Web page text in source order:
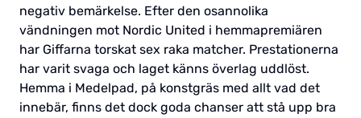
negativ bemärkelse. Efter den osannolika
vändningen mot Nordic United i hemmapremiären
har Giffarna torskat sex raka matcher. Prestationerna
har varit svaga och laget känns överlag uddlöst.
Hemma i Medelpad, på konstgräs med allt vad det
innebär, finns det dock goda chanser att stå upp bra